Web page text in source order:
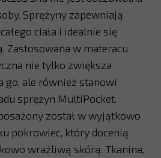
Sprężyny zapewniają
ciała i idealnie się
Zastosowana w materacu
nie tylko zwiększa
ale również stanowi
sprężyn MultiPocket.
został w wyjątkowo
pokrowiec, który docenią
wrażliwą skórą. Tkanina,